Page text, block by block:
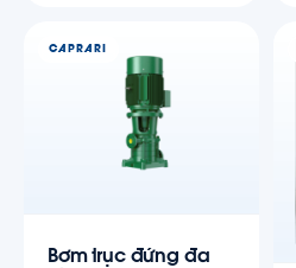
CAPRARI
Bơm trục đứng đa